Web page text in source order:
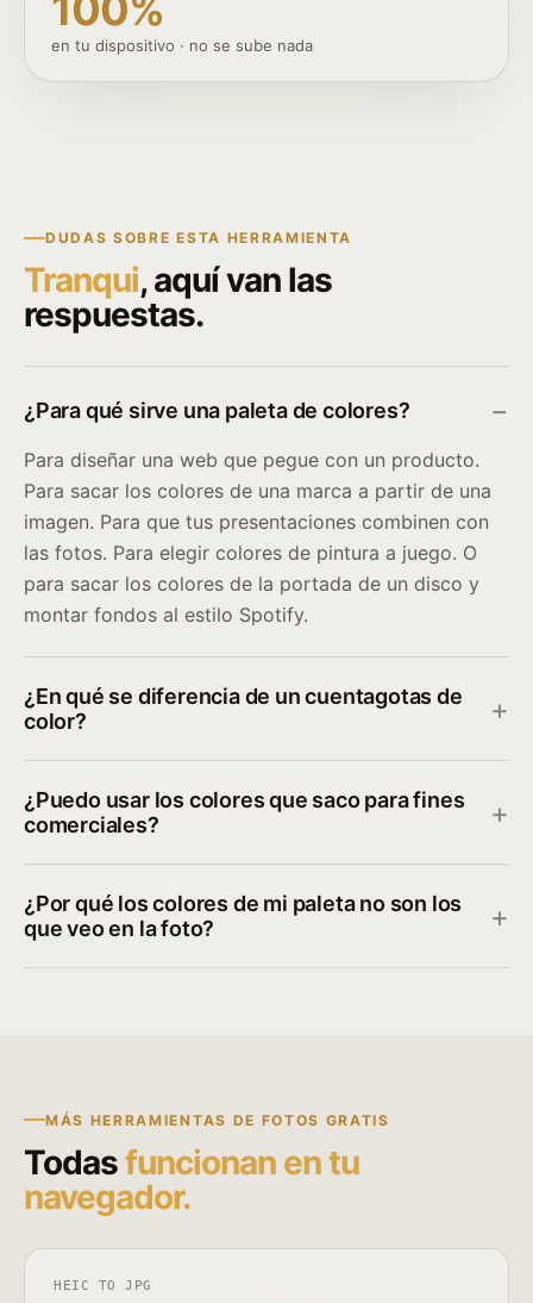
en tu dispositivo · no se sube nada
DUDAS SOBRE ESTA HERRAMIENTA
Tranqui, aquí van las
respuestas.
¿Para qué sirve una paleta de colores?
Para diseñar una web que pegue con un producto.
Para sacar los colores de una marca a partir de una
imagen. Para que tus presentaciones combinen con
las fotos. Para elegir colores de pintura a juego. O
para sacar los colores de la portada de un disco y
montar fondos al estilo Spotify.
¿En qué se diferencia de un cuentagotas de
color?
¿Puedo usar los colores que saco para fines
comerciales?
¿Por qué los colores de mi paleta no son los
que veo en la foto?
MÁS HERRAMIENTAS DE FOTOS GRATIS
Todasfuncionan en tu
navegador.
HEIC TO JPG